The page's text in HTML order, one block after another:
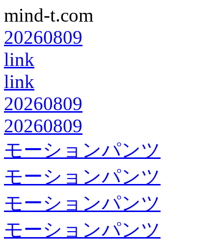
mind-t.com
20260809
link
link
20260809
20260809
モーションパンツ
モーションパンツ
モーションパンツ
モーションパンツ